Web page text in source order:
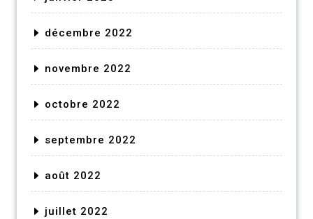
décembre 2022
novembre 2022
octobre 2022
septembre 2022
août 2022
juillet 2022